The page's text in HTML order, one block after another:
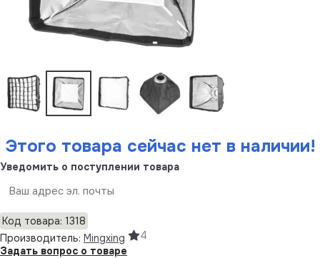
Этого товара сейчас нет в наличии!
Уведомить о поступлении товара
Код товара: 1318
Производитель: Mingxing
4
Задать вопрос о товаре